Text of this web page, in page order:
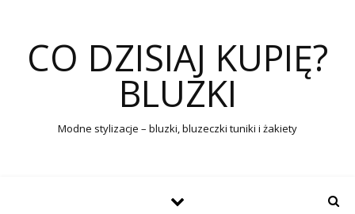
CO DZISIAJ KUPIĘ?
BLUZKI
Modne stylizacje – bluzki, bluzeczki tuniki i żakiety